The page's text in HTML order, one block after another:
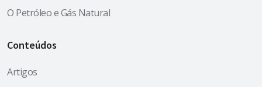
O Petróleo e Gás Natural
Conteúdos
Artigos